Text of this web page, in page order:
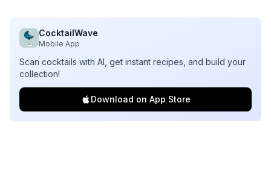
CocktailWave
Mobile App
Scan cocktails with AI, get instant recipes, and build your
collection!
Download on App Store